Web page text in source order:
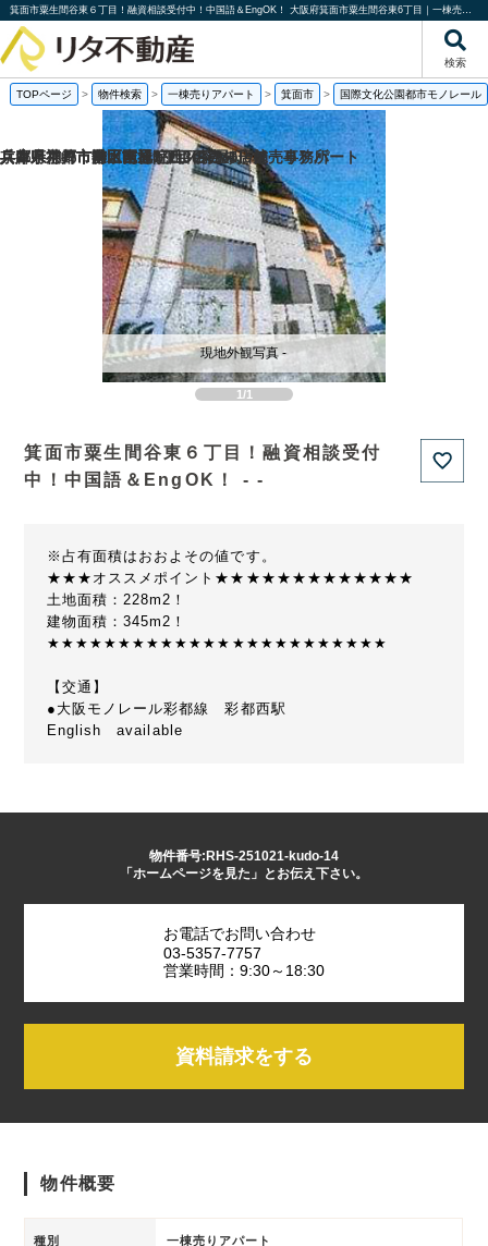
箕面市粟生間谷東６丁目！融資相談受付中！中国語＆EngOK！ 大阪府箕面市粟生間谷東6丁目｜一棟売りアパート｜投資物件や収益物件｜株式会社リタ不動産
検索
TOPページ > 物件検索 > 一棟売りアパート > 箕面市 > 国際文化公園都市モノレール
1/1
現地外観写真 -
箕面市粟生間谷東６丁目！融資相談受付
中！中国語＆EngOK！ - -
※占有面積はおおよその値です。
★★★オススメポイント★★★★★★★★★★★★★
土地面積：228m2！
建物面積：345m2！
★★★★★★★★★★★★★★★★★★★★★★★★
【交通】
●大阪モノレール彩都線 彩都西駅
English available
物件番号:RHS-251021-kudo-14
「ホームページを見た」とお伝え下さい。
お電話でお問い合わせ
03-5357-7757
営業時間：9:30～18:30
資料請求をする
物件概要
種別 一棟売りアパート
京都府京都市南区吉祥院西ノ茶屋町の
兵庫県神戸市垂水区旭が丘3丁目の一棟売りアパート
兵庫県尼崎市神田南通3丁目の売り店舗・事務所
兵庫県神戸市灘区琵琶町1丁目の